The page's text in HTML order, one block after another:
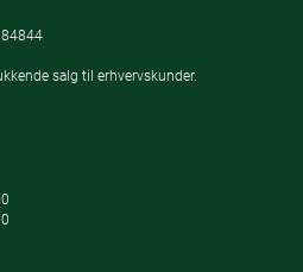
salg til erhvervskunder.